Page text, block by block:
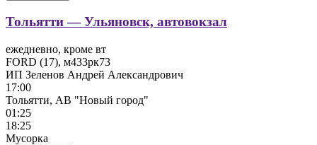
Тольятти — Ульяновск, автовокзал
ежедневно, кроме вт
FORD (17), м433рк73
ИП Зеленов Андрей Александрович
17:00
Тольятти, АВ "Новый город"
01:25
18:25
Мусорка